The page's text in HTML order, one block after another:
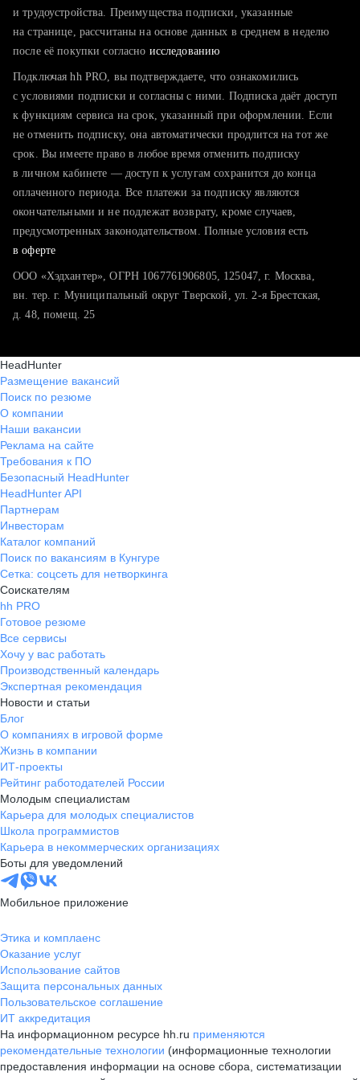
тратите много времени на поиск и вручную поднимаете
хотите сравнить себя с конкурентами и оценить шансы
и трудоустройства. Преимущества подписки, указанные
на странице, рассчитаны на основе данных в среднем в неделю
после её покупки согласно исследованию
Подключая hh PRO, вы подтверждаете, что ознакомились
с условиями подписки и согласны с ними. Подписка даёт доступ
к функциям сервиса на срок, указанный при оформлении. Если
не отменить подписку, она автоматически продлится на тот же
срок. Вы имеете право в любое время отменить подписку
в личном кабинете — доступ к услугам сохранится до конца
оплаченного периода. Все платежи за подписку являются
окончательными и не подлежат возврату, кроме случаев,
предусмотренных законодательством. Полные условия есть
в оферте
ООО «Хэдхантер», ОГРН 1067761906805, 125047, г. Москва,
вн. тер. г. Муниципальный округ Тверской, ул. 2-я Брестская,
д. 48, помещ. 25
HeadHunter
Размещение вакансий
Поиск по резюме
О компании
Наши вакансии
Реклама на сайте
Требования к ПО
Безопасный HeadHunter
HeadHunter API
Партнерам
Инвесторам
Каталог компаний
Поиск по вакансиям в Кунгуре
Сетка: соцсеть для нетворкинга
Соискателям
hh PRO
Готовое резюме
Все сервисы
Хочу у вас работать
Производственный календарь
Экспертная рекомендация
Новости и статьи
Блог
О компаниях в игровой форме
Жизнь в компании
ИТ-проекты
Рейтинг работодателей России
Молодым специалистам
Карьера для молодых специалистов
Школа программистов
Карьера в некоммерческих организациях
Боты для уведомлений
Мобильное приложение
Этика и комплаенс
Оказание услуг
Использование сайтов
Защита персональных данных
Пользовательское соглашение
ИТ аккредитация
На информационном ресурсе hh.ru применяются
рекомендательные технологии (информационные технологии
предоставления информации на основе сбора, систематизации